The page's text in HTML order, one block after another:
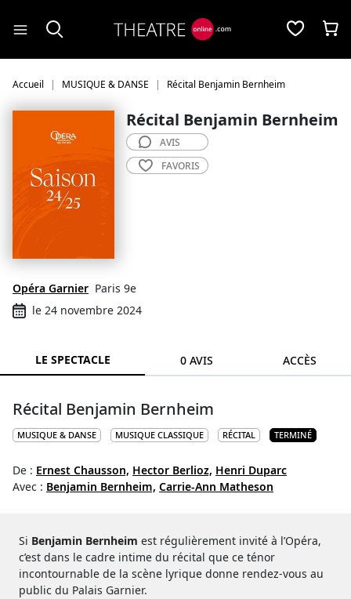
Accueil MUSIQUE & DANSE Récital Benjamin Bernheim
Récital Benjamin Bernheim
Opéra Garnier Paris 9e
le 24 novembre 2024
AVIS
FAVORIS
LE SPECTACLE 0 AVIS ACCÈS
Récital Benjamin Bernheim
MUSIQUE & DANSE MUSIQUE CLASSIQUE RÉCITAL TERMINÉ
De : Ernest Chausson, Hector Berlioz, Henri Duparc
Avec : Benjamin Bernheim, Carrie-Ann Matheson
Si Benjamin Bernheim est régulièrement invité à l’Opéra,
c’est dans le cadre intime du récital que ce ténor
incontournable de la scène lyrique donne rendez‑vous au
public du Palais Garnier.